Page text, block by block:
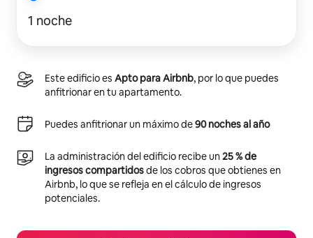
1 noche
Este edificio es Apto para Airbnb, por lo que puedes
anfitrionar en tu apartamento.
Puedes anfitrionar un máximo de90 noches al año
La administración del edificio recibe un25 % de
ingresos compartidosde los cobros que obtienes en
Airbnb, lo que se refleja en el cálculo de ingresos
potenciales.